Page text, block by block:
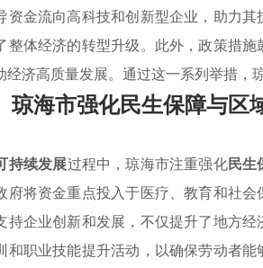
资金流向高科技和创新型企业，助力
整体经济的转型升级。此外，政策措
经济高质量发展。通过这一系列举措
琼海市强化民生保障与区
持续发展过程中，琼海市注重强化民生
府将资金重点投入于医疗、教育和社
持企业创新和发展，不仅提升了地方
和职业技能提升活动，以确保劳动者